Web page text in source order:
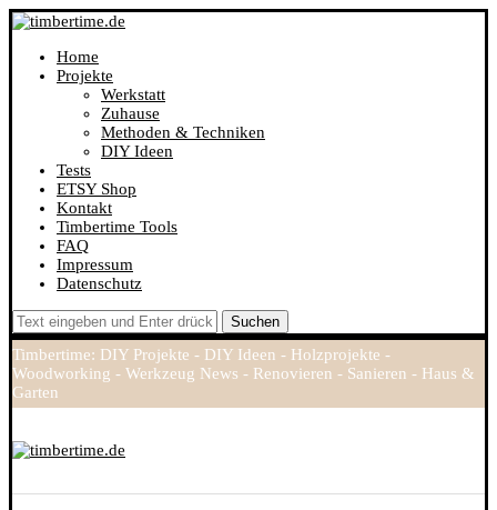
Home
Projekte
Werkstatt
Zuhause
Methoden & Techniken
DIY Ideen
Tests
ETSY Shop
Kontakt
Timbertime Tools
FAQ
Impressum
Datenschutz
Suchen
Timbertime: DIY Projekte - DIY Ideen - Holzprojekte -
Woodworking - Werkzeug News - Renovieren - Sanieren - Haus &
Garten